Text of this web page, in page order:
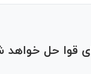
قوا حل خواهد